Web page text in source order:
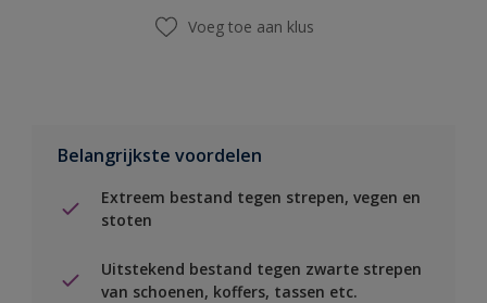
Voeg toe aan klus
Belangrijkste voordelen
Extreem bestand tegen strepen, vegen en
stoten
Uitstekend bestand tegen zwarte strepen
van schoenen, koffers, tassen etc.